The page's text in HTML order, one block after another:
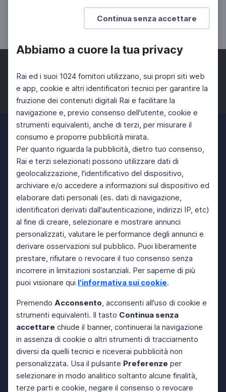
Continua senza accettare
Abbiamo a cuore la tua privacy
Rai ed i suoi 1024 fornitori utilizzano, sui propri siti web
e app, cookie e altri identificatori tecnici per garantire la
fruizione dei contenuti digitali Rai e facilitare la
navigazione e, previo consenso dell'utente, cookie e
strumenti equivalenti, anche di terzi, per misurare il
consumo e proporre pubblicità mirata.
Per quanto riguarda la pubblicità, dietro tuo consenso,
Rai e terzi selezionati possono utilizzare dati di
geolocalizzazione, l'identificativo del dispositivo,
archiviare e/o accedere a informazioni sul dispositivo ed
elaborare dati personali (es. dati di navigazione,
identificatori derivati dall'autenticazione, indirizzi IP, etc)
al fine di creare, selezionare e mostrare annunci
personalizzati, valutare le performance degli annunci e
derivare osservazioni sul pubblico. Puoi liberamente
prestare, rifiutare o revocare il tuo consenso senza
incorrere in limitazioni sostanziali. Per saperne di più
puoi visionare qui l'informativa sui cookie.
Premendo Acconsento, acconsenti all'uso di cookie e
strumenti equivalenti. Il tasto Continua senza
accettare chiude il banner, continuerai la navigazione
in assenza di cookie o altri strumenti di tracciamento
diversi da quelli tecnici e riceverai pubblicità non
personalizzata. Usa il pulsante Preferenze per
selezionare in modo analitico soltanto alcune finalità,
terze parti e cookie, negare il consenso o revocare
L'elettrificazione riduce il peso degli aerei
Facebook Twitter Instagram